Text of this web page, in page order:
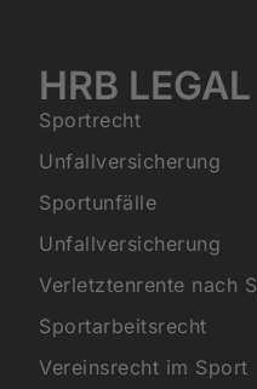
HRB LEGAL
Sportrecht
Unfallversicherung
Sportunfälle
Unfallversicherung
Verletztenrente nach
Sportarbeitsrecht
Vereinsrecht im Sport